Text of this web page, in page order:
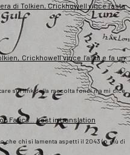
di Tolkien, Crickhowell vince l’asta
Crickhowell vince l’asta e fa un
sul link della raccolta fondi ma mi dice
Fatica… Lost in translation
che chi si lamenta aspetti il 2043 (o giù di